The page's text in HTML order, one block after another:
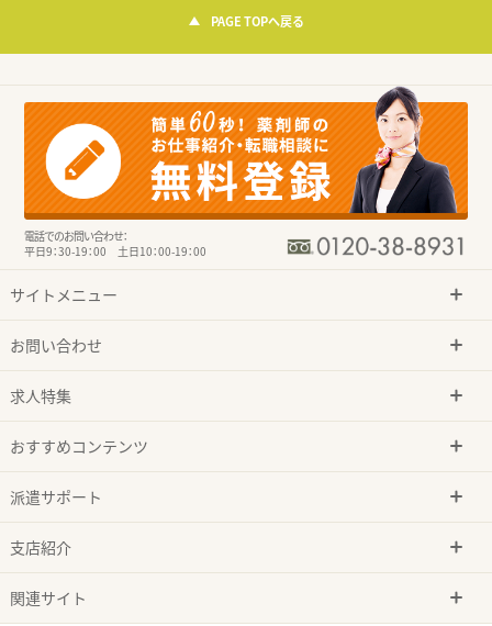
PAGE TOPへ戻る
電話でのお問い合わせ：
平日9：30-19：00 土日10：00-19：00
サイトメニュー
お問い合わせ
求人特集
おすすめコンテンツ
派遣サポート
支店紹介
関連サイト